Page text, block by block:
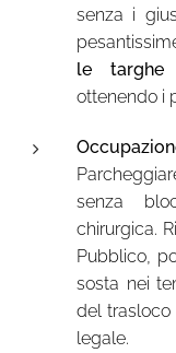
senza i
le targhe
ottenendo i
senza
chirurgica.
Pubblico,
sosta nei
del trasloco
legale.